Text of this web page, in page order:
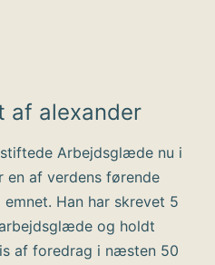
af alexander
Arbejdsglæde nu i
en af verdens førende
Han har skrevet 5
og holdt
af foredrag i næsten 50